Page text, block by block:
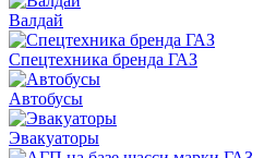
Валдай
Спецтехника бренда ГАЗ
Автобусы
Эвакуаторы